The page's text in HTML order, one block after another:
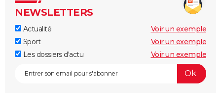
NEWSLETTERS
Actualité
Voir un exemple
Sport
Voir un exemple
Les dossiers d'actu
Voir un exemple